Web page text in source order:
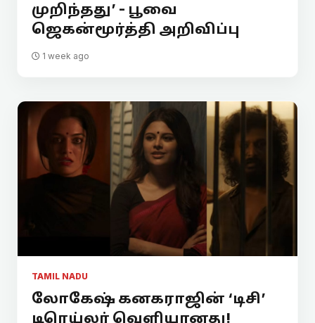
முறிந்தது’ - பூவை
ஜெகன்மூர்த்தி அறிவிப்பு
1 week ago
TAMIL NADU
லோகேஷ் கனகராஜின் ‘டிசி’
டிரெய்லர் வெளியானது!